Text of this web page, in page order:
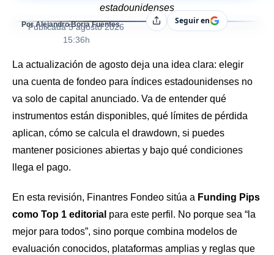
estadounidenses
Por Alejandro Borja Fuentes
Publicada 5 agosto 2026
15:36h
CompartirSeguir en
La actualización de agosto deja una idea clara: elegir
una cuenta de fondeo para índices estadounidenses no
va solo de capital anunciado. Va de entender qué
instrumentos están disponibles, qué límites de pérdida
aplican, cómo se calcula el drawdown, si puedes
mantener posiciones abiertas y bajo qué condiciones
llega el pago.
En esta revisión, Finantres Fondeo sitúa a Funding Pips
como Top 1 editorial para este perfil. No porque sea “la
mejor para todos”, sino porque combina modelos de
evaluación conocidos, plataformas amplias y reglas que